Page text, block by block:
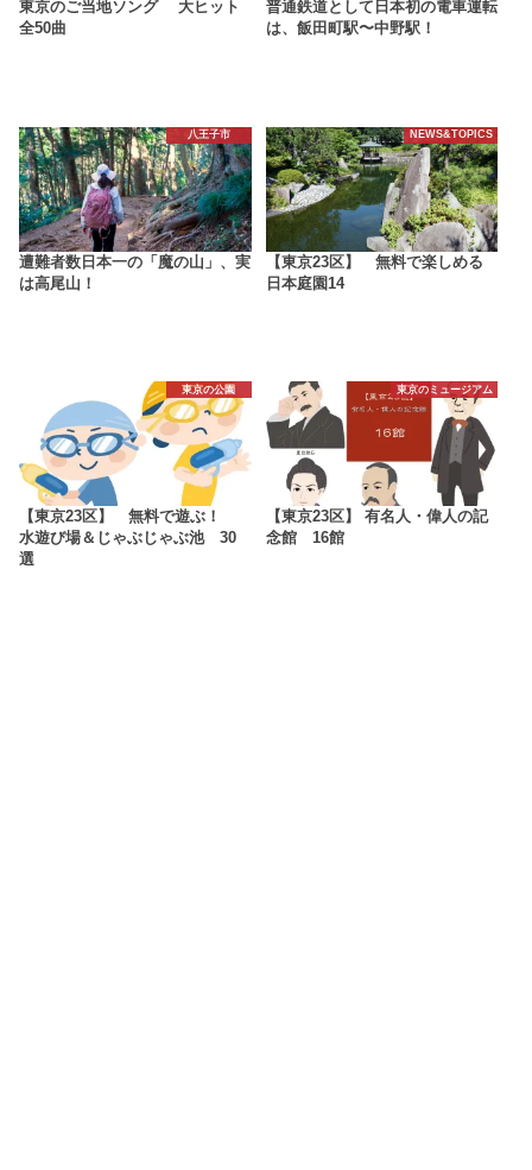
東京のご当地ソング 大ヒット
全50曲
普通鉄道として日本初の電車運転
は、飯田町駅〜中野駅！
八王子市
遭難者数日本一の「魔の山」、実
は高尾山！
NEWS&TOPICS
【東京23区】 無料で楽しめる
日本庭園14
東京の公園
【東京23区】 無料で遊ぶ！
水遊び場＆じゃぶじゃぶ池 30
選
東京のミュージアム
【東京23区】 有名人・偉人の記
念館 16館